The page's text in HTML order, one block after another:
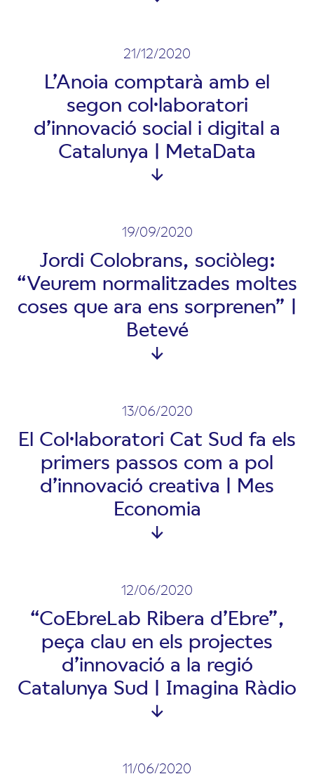
21/12/2020
L’Anoia comptarà amb el
segon col·laboratori
d’innovació social i digital a
Catalunya | MetaData
19/09/2020
Jordi Colobrans, sociòleg:
“Veurem normalitzades moltes
coses que ara ens sorprenen” |
Betevé
13/06/2020
El Col·laboratori Cat Sud fa els
primers passos com a pol
d’innovació creativa | Mes
Economia
12/06/2020
“CoEbreLab Ribera d’Ebre”,
peça clau en els projectes
d’innovació a la regió
Catalunya Sud | Imagina Ràdio
11/06/2020